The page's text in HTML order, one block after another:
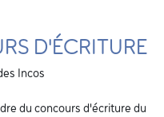
D'ÉCRITURE
Incos
du concours d'écriture du